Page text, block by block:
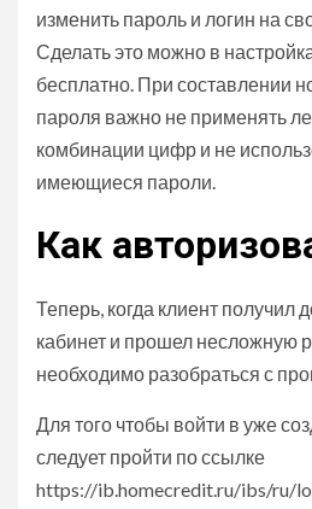
изменить пароль и логин на
Сделать это можно в
бесплатно. При составлении
пароля важно не применять
комбинации цифр и не
имеющиеся пароли.
Как
Теперь, когда клиент получил
кабинет и прошел несложную
необходимо разобраться с
Для того чтобы войти в уже
следует пройти по ссылке
https://ib.homecredit.ru/ibs/ru/